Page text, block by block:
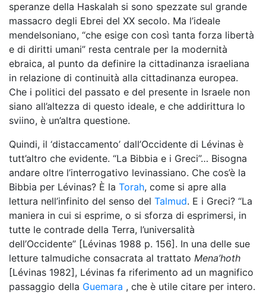
speranze della Haskalah si sono spezzate sul grande
massacro degli Ebrei del XX secolo. Ma l’ideale
mendelsoniano, “che esige con così tanta forza libertà
e di diritti umani” resta centrale per la modernità
ebraica, al punto da definire la cittadinanza israeliana
in relazione di continuità alla cittadinanza europea.
Che i politici del passato e del presente in Israele non
siano all’altezza di questo ideale, e che addirittura lo
sviino, è un’altra questione.
Quindi, il ‘distaccamento’ dall’Occidente di Lévinas è
tutt’altro che evidente. “La Bibbia e i Greci”… Bisogna
andare oltre l’interrogativo levinassiano. Che cos’è la
Bibbia per Lévinas? È la Torah, come si apre alla
lettura nell’infinito del senso del Talmud. E i Greci? “La
maniera in cui si esprime, o si sforza di esprimersi, in
tutte le contrade della Terra, l’universalità
dell’Occidente” [Lévinas 1988 p. 156]. In una delle sue
letture talmudiche consacrata al trattato Mena’hoth
[Lévinas 1982], Lévinas fa riferimento ad un magnifico
passaggio della Guemara , che è utile citare per intero.